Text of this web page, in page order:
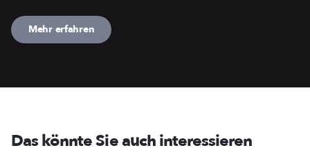
Mehr erfahren
Das könnte Sie auch interessieren